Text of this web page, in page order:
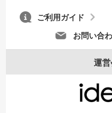
お問い合
ご利用ガイド
運